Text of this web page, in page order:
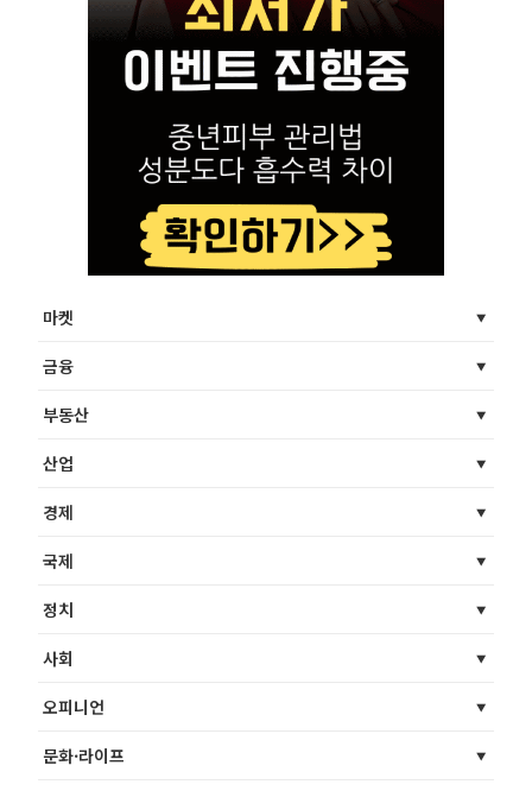
마켓
금융
부동산
산업
경제
국제
정치
사회
오피니언
문화·라이프